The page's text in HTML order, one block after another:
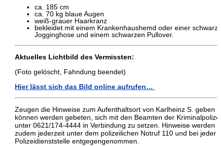
ca. 185 cm
ca. 70 kg blaue Augen
weiß-grauer Haarkranz
bekleidet mit einem Krankenhaushemd oder einer
Jogginghose und einem schwarzen Pullover.
Aktuelles Lichtbild des Vermissten:
(Foto gelöscht, Fahndung beendet)
Hier lässt sich das Bild online aufrufen…
Zeugen die Hinweise zum Aufenthaltsort von Karlheinz S. geben
können werden gebeten, sich mit den Beamten der Kriminalpolizei
unter 0621/174-4444 in Verbindung zu setzen. Hinweise werden
zudem jederzeit unter dem polizeilichen Notruf 110 und bei jeder
Polizeidienststelle entgegengenommen.